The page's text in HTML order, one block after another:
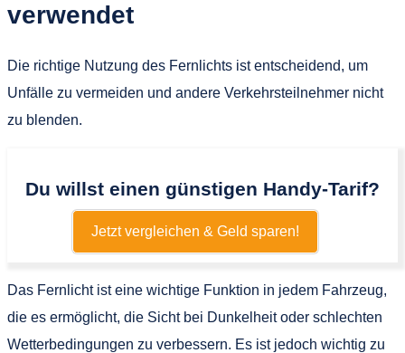
verwendet
Die richtige Nutzung des Fernlichts ist entscheidend, um
Unfälle zu vermeiden und andere Verkehrsteilnehmer nicht
zu blenden.
Du willst einen günstigen Handy-Tarif?
Jetzt vergleichen & Geld sparen!
Das Fernlicht ist eine wichtige Funktion in jedem Fahrzeug,
die es ermöglicht, die Sicht bei Dunkelheit oder schlechten
Wetterbedingungen zu verbessern. Es ist jedoch wichtig zu